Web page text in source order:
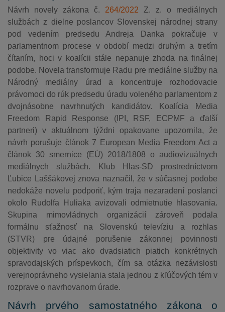
Návrh novely zákona č. 264/2022 Z. z. o mediálnych
službách z dielne poslancov Slovenskej národnej strany
pod vedením predsedu Andreja Danka pokračuje v
parlamentnom procese v období medzi druhým a tretím
čítaním, hoci v koalícii stále nepanuje zhoda na finálnej
podobe. Novela transformuje Radu pre mediálne služby na
Národný mediálny úrad a koncentruje rozhodovacie
právomoci do rúk predsedu úradu voleného parlamentom z
dvojnásobne navrhnutých kandidátov. Koalícia Media
Freedom Rapid Response (IPI, RSF, ECPMF a ďalší
partneri) v aktuálnom týždni opakovane upozornila, že
návrh porušuje článok 7 European Media Freedom Act a
článok 30 smernice (EÚ) 2018/1808 o audiovizuálnych
mediálnych službách. Klub Hlas-SD prostredníctvom
Ľubice Laššákovej znova naznačil, že v súčasnej podobe
nedokáže novelu podporiť, kým traja nezaradení poslanci
okolo Rudolfa Huliaka avizovali odmietnutie hlasovania.
Skupina mimovládnych organizácií zároveň podala
formálnu sťažnosť na Slovenskú televíziu a rozhlas
(STVR) pre údajné porušenie zákonnej povinnosti
objektivity vo viac ako dvadsiatich piatich konkrétnych
spravodajských príspevkoch, čím sa otázka nezávislosti
verejnoprávneho vysielania stala jednou z kľúčových tém v
rozprave o navrhovanom úrade.
Návrh prvého samostatného zákona o